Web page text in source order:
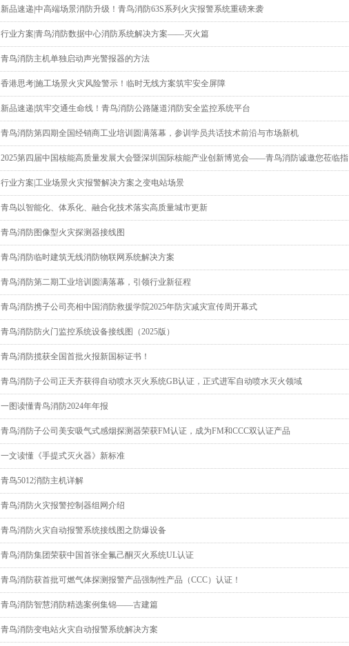
新品速递|中高端场景消防升级！青鸟消防63S系列火灾报警系统重磅来袭
行业方案|青鸟消防数据中心消防系统解决方案——灭火篇
青鸟消防主机单独启动声光警报器的方法
香港思考|施工场景火灾风险警示！临时无线方案筑牢安全屏障
新品速递|筑牢交通生命线！青鸟消防公路隧道消防安全监控系统平台
青鸟消防第四期全国经销商工业培训圆满落幕，参训学员共话技术前沿与市场新机
2025第四届中国核能高质量发展大会暨深圳国际核能产业创新博览会——青鸟消防诚邀您莅临指
导！
行业方案|工业场景火灾报警解决方案之变电站场景
青鸟以智能化、体系化、融合化技术落实高质量城市更新
青鸟消防图像型火灾探测器接线图
青鸟消防临时建筑无线消防物联网系统解决方案
青鸟消防第二期工业培训圆满落幕，引领行业新征程
青鸟消防携子公司亮相中国消防救援学院2025年防灾减灾宣传周开幕式
青鸟消防防火门监控系统设备接线图（2025版）
青鸟消防揽获全国首批火报新国标证书！
青鸟消防子公司正天齐获得自动喷水灭火系统GB认证，正式进军自动喷水灭火领域
一图读懂青鸟消防2024年年报
青鸟消防子公司美安吸气式感烟探测器荣获FM认证，成为FM和CCC双认证产品
一文读懂《手提式灭火器》新标准
青鸟5012消防主机详解
青鸟消防火灾报警控制器组网介绍
青鸟消防火灾自动报警系统接线图之防爆设备
青鸟消防集团荣获中国首张全氟己酮灭火系统UL认证
青鸟消防获首批可燃气体探测报警产品强制性产品（CCC）认证！
青鸟消防智慧消防精选案例集锦——古建篇
青鸟消防变电站火灾自动报警系统解决方案